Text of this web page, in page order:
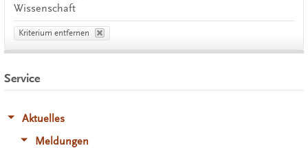
Wissenschaft
Kriterium entfernen
Service
Aktuelles
Meldungen